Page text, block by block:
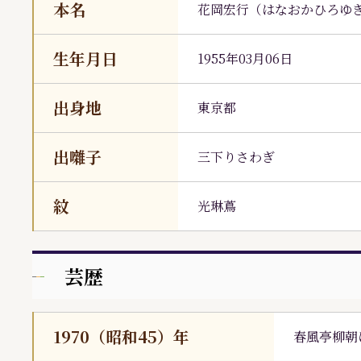
本名 花岡宏行 （はなおかひろゆ
生年月日 1955年03月06日
出身地 東京都
出囃子 三下りさわぎ
紋 光琳蔦
芸歴
1970（昭和45）年 春風亭柳